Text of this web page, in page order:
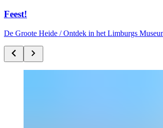
Feest!
De Groote Heide /Ontdek in het Limburgs